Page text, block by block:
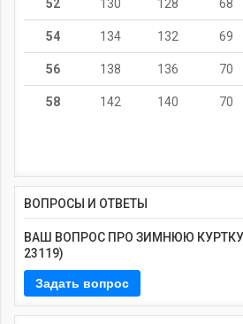
52 130 128 68
54 134 132 69
56 138 136 70
58 142 140 70
ВОПРОСЫ И ОТВЕТЫ
ВАШ ВОПРОС ПРО ЗИМНЮЮ КУРТКУ
23119)